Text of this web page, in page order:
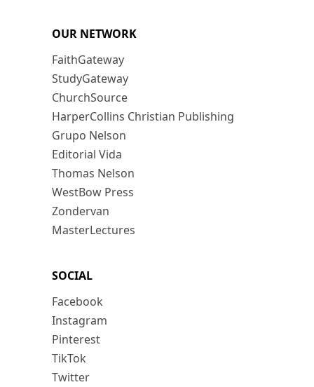
OUR NETWORK
FaithGateway
StudyGateway
ChurchSource
HarperCollins Christian Publishing
Grupo Nelson
Editorial Vida
Thomas Nelson
WestBow Press
Zondervan
MasterLectures
SOCIAL
Facebook
Instagram
Pinterest
TikTok
Twitter